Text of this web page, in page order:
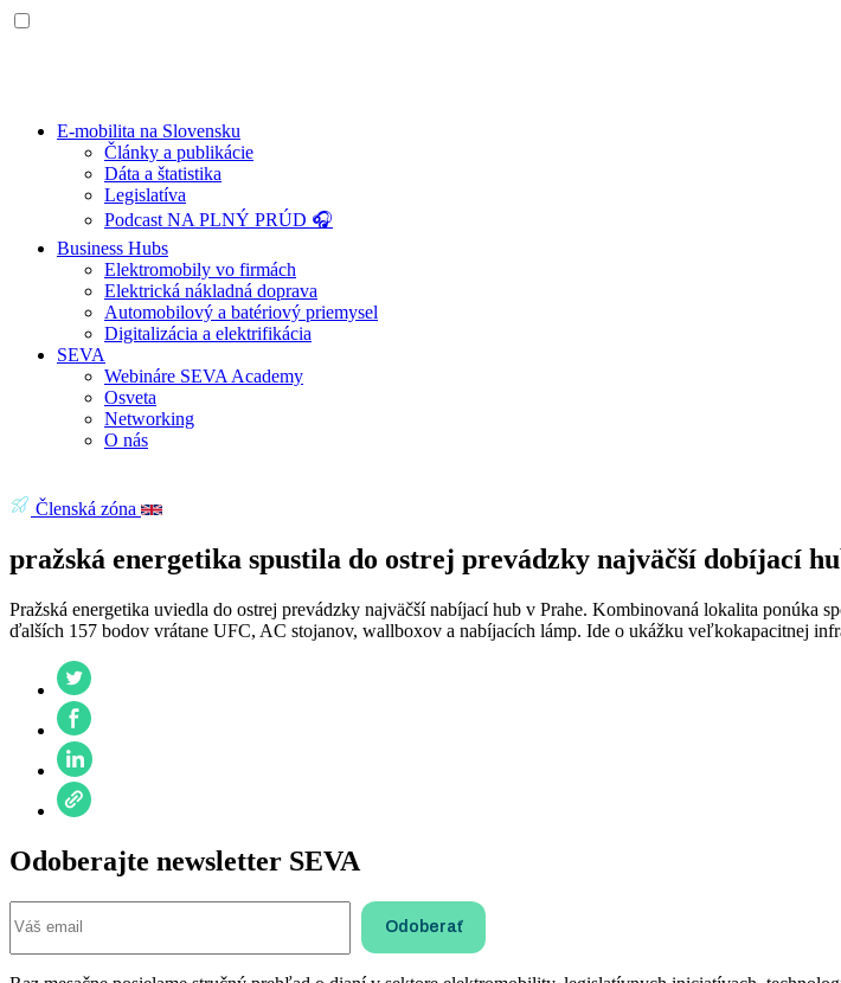
E-mobilita na Slovensku
Články a publikácie
Dáta a štatistika
Legislatíva
Podcast NA PLNÝ PRÚD 🎧
Business Hubs
Elektromobily vo firmách
Elektrická nákladná doprava
Automobilový a batériový priemysel
Digitalizácia a elektrifikácia
SEVA
Webináre SEVA Academy
Osveta
Networking
O nás
Členská zóna
pražská energetika spustila do ostrej prevádzky najväčší dobíjací
Pražská energetika uviedla do ostrej prevádzky najväčší nabíjací hub v Prahe. Kombinovaná lokalita
ďalších 157 bodov vrátane UFC, AC stojanov, wallboxov a nabíjacích lámp. Ide o ukážku veľkokapacitnej
Odoberajte newsletter SEVA